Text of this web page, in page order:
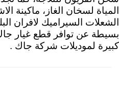
المياة لسخان الغاز، ماكينة
الشعلات السيراميك لافران
بسيطة عن توافر قطع غيار جاك
كبيرة لموديلات شركة جاك .